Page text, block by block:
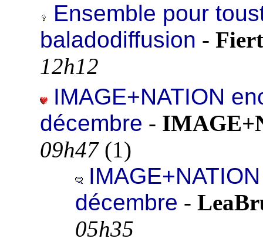
Ensemble pour
baladodiffusion -
12h12
IMAGE+NATION
décembre -
09h47(1)
décembre -
05h35